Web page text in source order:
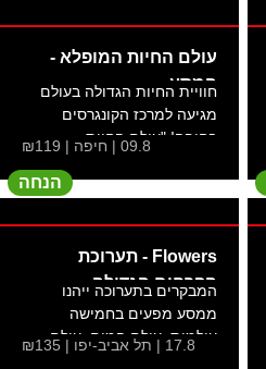
עולם החיות המופלא -
המסע
חוויית החיות הגדולה בעולם
מגיעה למרכז הקונגרסים
בחיפה! "עולם החיות...
09.8 | חיפה | ₪119
הנחה
Flowers - תערוכת
הפרחים הגדולה
המבקרים בתערוכה ייהנו
ממסע מפעים בחמישה
עולמות: עולם המים, עולם...
17.8 | תל אביב-יפו | ₪135